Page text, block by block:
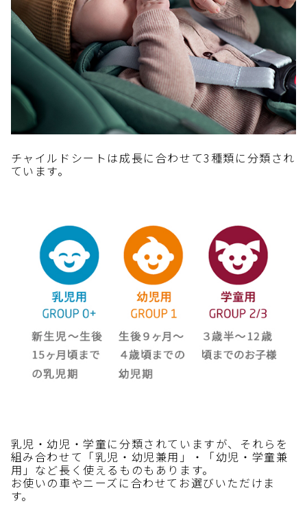
チャイルドシートは成長に合わせて3種類に分類され
ています。
乳児・幼児・学童に分類されていますが、それらを
組み合わせて「乳児・幼児兼用」・「幼児・学童兼
用」など長く使えるものもあります。
お使いの車やニーズに合わせてお選びいただけま
す。